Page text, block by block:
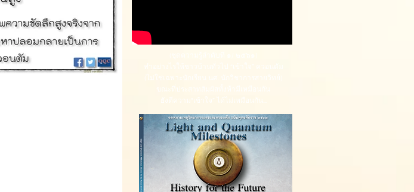
(ไม่ใช่เฉพาะนักเรียน นศ. นักวิชาการสายวิทย์)